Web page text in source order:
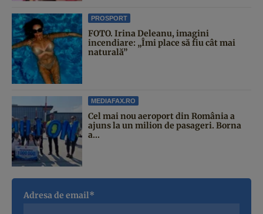
PROSPORT
FOTO. Irina Deleanu, imagini
incendiare: „Îmi place să fiu cât mai
naturală”
MEDIAFAX.RO
Cel mai nou aeroport din România a
ajuns la un milion de pasageri. Borna
a...
Adresa de email*